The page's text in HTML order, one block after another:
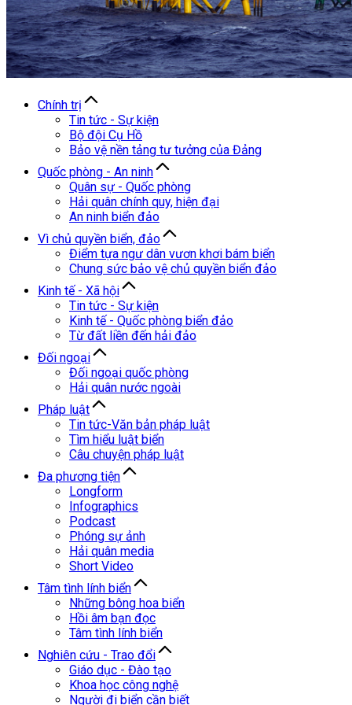
Chính trị
Tin tức - Sự kiện
Bộ đội Cụ Hồ
Bảo vệ nền tảng tư tưởng của Đảng
Quốc phòng - An ninh
Quân sự - Quốc phòng
Hải quân chính quy, hiện đại
An ninh biển đảo
Vì chủ quyền biển, đảo
Điểm tựa ngư dân vươn khơi bám biển
Chung sức bảo vệ chủ quyền biển đảo
Kinh tế - Xã hội
Tin tức - Sự kiện
Kinh tế - Quốc phòng biển đảo
Từ đất liền đến hải đảo
Đối ngoại
Đối ngoại quốc phòng
Hải quân nước ngoài
Pháp luật
Tin tức-Văn bản pháp luật
Tìm hiểu luật biển
Câu chuyện pháp luật
Đa phương tiện
Longform
Infographics
Podcast
Phóng sự ảnh
Hải quân media
Short Video
Tâm tình lính biển
Những bông hoa biển
Hồi âm bạn đọc
Tâm tình lính biển
Nghiên cứu - Trao đổi
Giáo dục - Đào tạo
Khoa học công nghệ
Người đi biển cần biết